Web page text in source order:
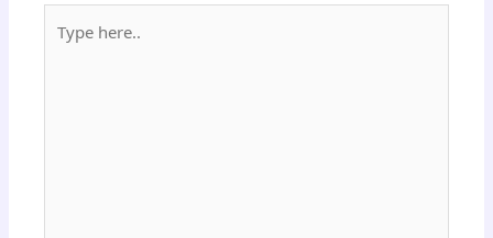
here..